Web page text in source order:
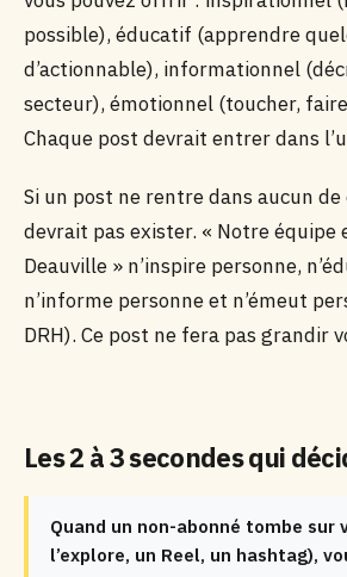
possible), éducatif (apprendre
d’actionnable), informationnel
secteur), émotionnel (toucher,
Chaque post devrait entrer dans
Si un post ne rentre dans aucun
devrait pas exister. « Notre équipe
Deauville » n’inspire personne,
n’informe personne et n’émeut
DRH). Ce post ne fera pas grandir
Les 2 à 3 secondes qui
Quand un non-abonné tombe sur
l’explore, un Reel, un hashtag),